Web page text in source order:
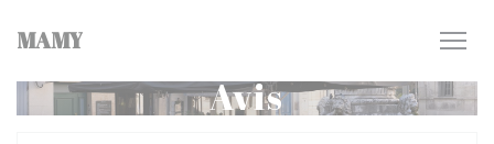
MAMY
Avis